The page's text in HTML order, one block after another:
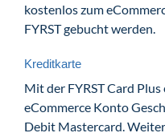
kostenlos zum
FYRST gebucht werden.
Kreditkarte
Mit der FYRST Card
eCommerce Konto
Debit Mastercard.